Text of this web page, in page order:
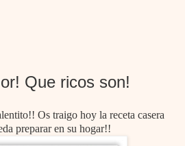
Que ricos son!
Os traigo hoy la receta casera
preparar en su hogar!!